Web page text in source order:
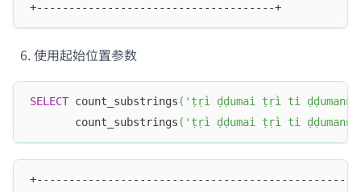
+-------------------------------------+
使用起始位置参数
SELECT count_substrings ( 'ṭṛì ḍḍumai ṭṛì ti
       count_substrings
( 'ṭṛì ḍḍumai ṭṛì ti